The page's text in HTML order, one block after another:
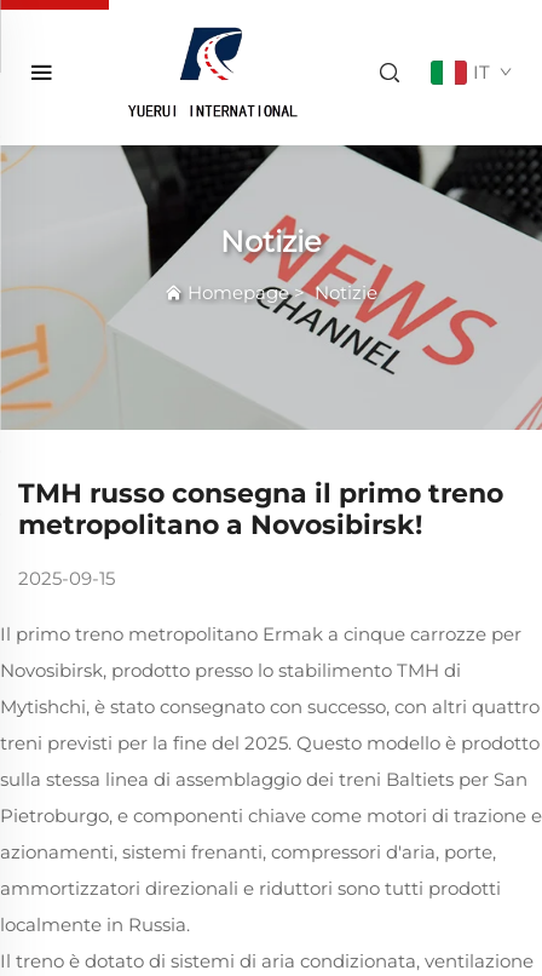
IT
Notizie
Homepage>Notizie
TMH russo consegna il primo treno
metropolitano a Novosibirsk!
2025-09-15
Il primo treno metropolitano Ermak a cinque carrozze per
Novosibirsk, prodotto presso lo stabilimento TMH di
Mytishchi, è stato consegnato con successo, con altri quattro
treni previsti per la fine del 2025. Questo modello è prodotto
sulla stessa linea di assemblaggio dei treni Baltiets per San
Pietroburgo, e componenti chiave come motori di trazione e
azionamenti, sistemi frenanti, compressori d'aria, porte,
ammortizzatori direzionali e riduttori sono tutti prodotti
localmente in Russia.
Il treno è dotato di sistemi di aria condizionata, ventilazione